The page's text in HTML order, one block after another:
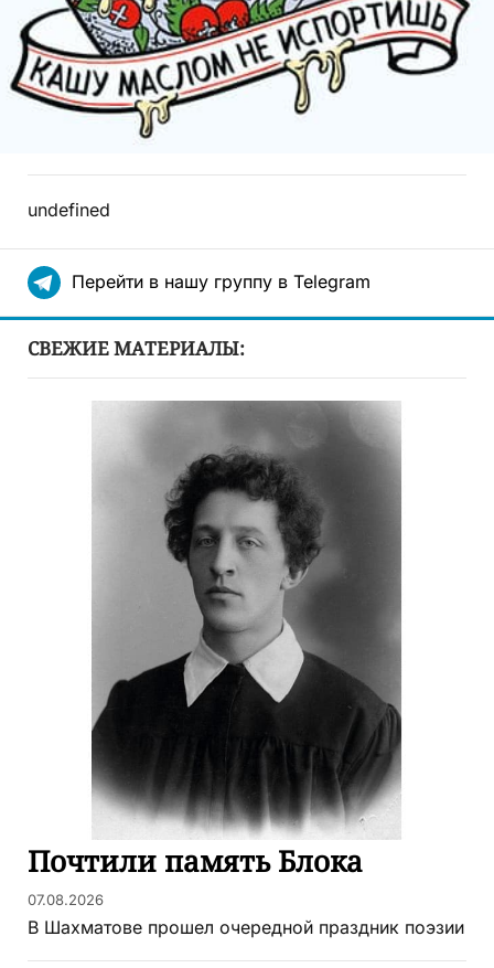
undefined
Перейти в нашу группу в Telegram
СВЕЖИЕ МАТЕРИАЛЫ:
Почтили память Блока
07.08.2026
В Шахматове прошел очередной праздник поэзии